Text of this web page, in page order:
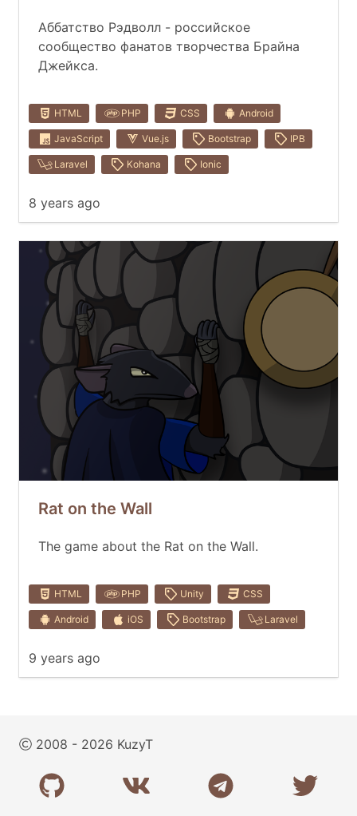
Аббатство Рэдволл - российское
сообщество фанатов творчества Брайна
Джейкса.
HTML PHP CSS Android
JavaScript Vue.js Bootstrap IPB
Laravel Kohana Ionic
8 years ago
Rat on the Wall
The game about the Rat on the Wall.
HTML PHP Unity CSS
Android iOS Bootstrap Laravel
9 years ago
2008 - 2026 KuzyT